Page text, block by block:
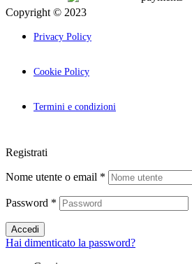
Copyright © 2023
Privacy Policy
Cookie Policy
Termini e condizioni
Registrati
Nome utente o email *
Password *
Accedi
Hai dimenticato la password?